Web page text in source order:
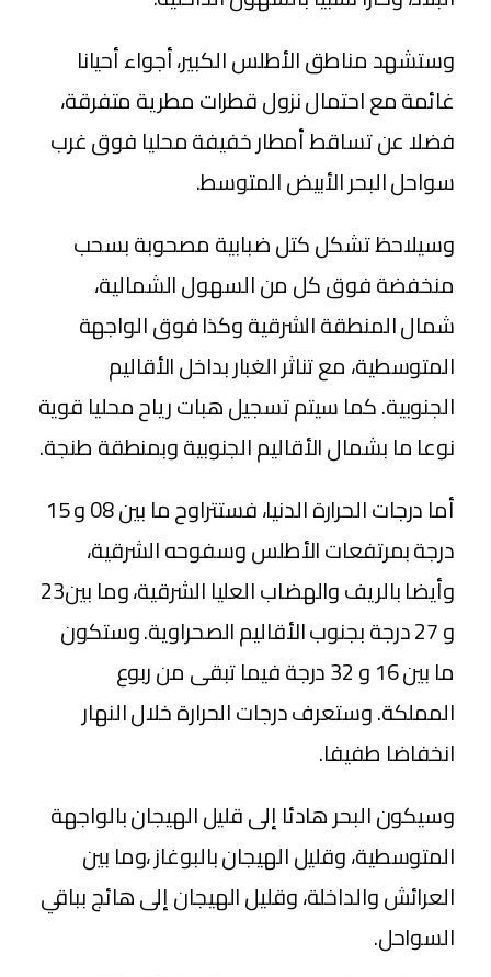
وستشهد مناطق الأطلس الكبير، أجواء أحيانا
غائمة مع احتمال نزول قطرات مطرية متفرقة،
فضلا عن تساقط أمطار خفيفة محليا فوق غرب
سواحل البحر الأبيض المتوسط.
وسيلاحظ تشكل كتل ضبابية مصحوبة بسحب
منخفضة فوق كل من السهول الشمالية،
شمال المنطقة الشرقية وكذا فوق الواجهة
المتوسطية، مع تناثر الغبار بداخل الأقاليم
الجنوبية. كما سيتم تسجيل هبات رياح محليا قوية
نوعا ما بشمال الأقاليم الجنوبية وبمنطقة طنجة.
أما درجات الحرارة الدنيا، فستتراوح ما بين 08 و 15
درجة بمرتفعات الأطلس وسفوحه الشرقية،
وأيضا بالريف والهضاب العليا الشرقية، وما بين23
و 27 درجة بجنوب الأقاليم الصحراوية. وستكون
ما بين 16 و 32 درجة فيما تبقى من ربوع
المملكة. وستعرف درجات الحرارة خلال النهار
انخفاضا طفيفا.
وسيكون البحر هادئا إلى قليل الهيجان بالواجهة
المتوسطية، وقليل الهيجان بالبوغاز ،وما بين
العرائش والداخلة، وقليل الهيجان إلى هائج بباقي
السواحل.